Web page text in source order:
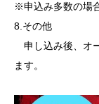
※申込み多数の場
8.その他
申し込み後、オ
ます。